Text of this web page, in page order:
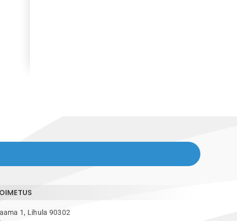
1, Lihula 90302